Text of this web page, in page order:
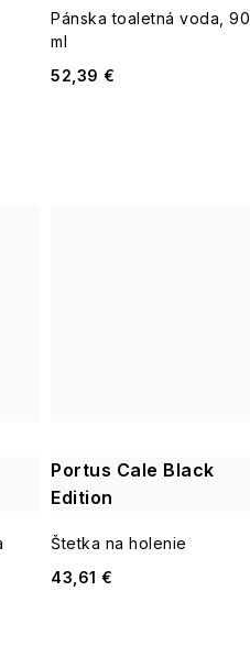
Pánska toaletná voda, 90
ml
52,39 €
Portus Cale Black
Edition
Štetka na holenie
43,61 €